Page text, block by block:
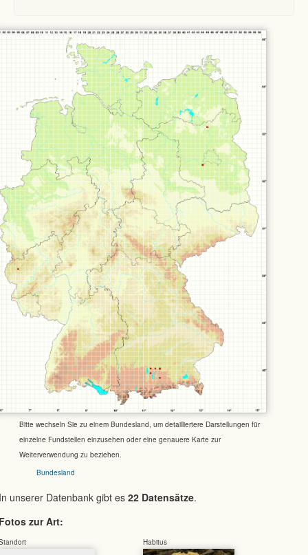
Bitte wechseln Sie zu einem Bundesland, um detailliertere Darstellungen für
einzelne Fundstellen einzusehen oder eine genauere Karte zur
Weiterverwendung zu beziehen.
Bundesland
unserer Datenbank gibt es 22 Datensätze.
zur Art:
Habitus